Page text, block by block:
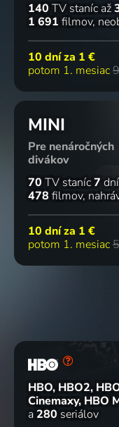
140 TV staníc až
1 691 filmov
10 dní za 1 €
potom 1. mesiac
MINI
Pre nenáročných
divákov
70 TV staníc7
478 filmov
10 dní za 1 €
potom 1. mesiac
HBO, HBO2,
Cinemaxy, HBO
a 280 seriálov